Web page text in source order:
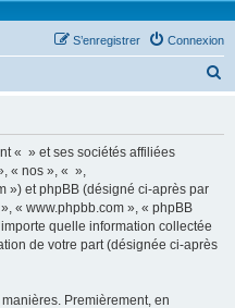
Connexion
S’enregistrer
« » et ses sociétés affiliées
« nos », « »,
») et phpBB (désigné ci-après par
« www.phpbb.com », « phpBB
quelle information collectée
de votre part (désignée ci-après
Premièrement, en